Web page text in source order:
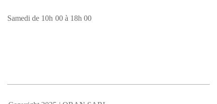
Samedi de 10h 00 à 18h 00